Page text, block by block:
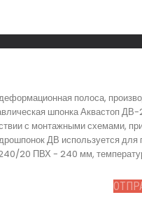
полоса,
шпонка Аквастоп
с монтажными схемами,
ДВ используется
20 ПВХ - 240 мм,